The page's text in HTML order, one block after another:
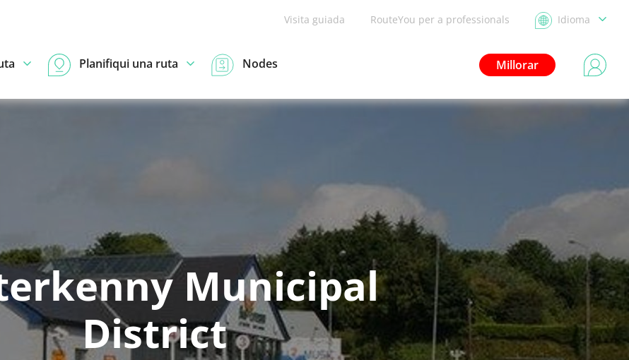
Visita guiada RouteYou per a professionals Idioma
Millorar
Planifiqui una ruta Nodes
Municipal
District